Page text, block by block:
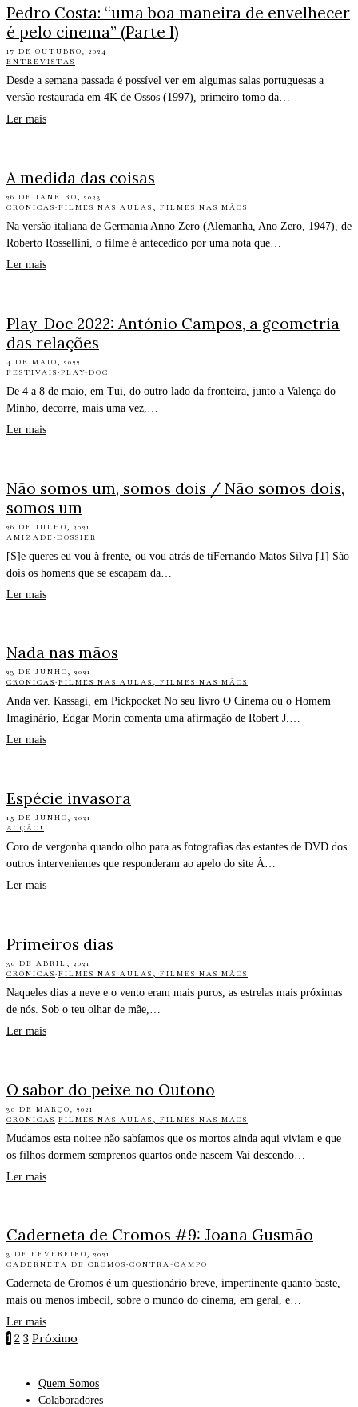
Pedro Costa: “uma boa maneira de envelhecer
é pelo cinema” (Parte I)
17 DE OUTUBRO, 2024
ENTREVISTAS
Desde a semana passada é possível ver em algumas salas portuguesas a
versão restaurada em 4K de Ossos (1997), primeiro tomo da…
Ler mais
A medida das coisas
26 DE JANEIRO, 2023
CRÓNICAS·FILMES NAS AULAS, FILMES NAS MÃOS
Na versão italiana de Germania Anno Zero (Alemanha, Ano Zero, 1947), de
Roberto Rossellini, o filme é antecedido por uma nota que…
Ler mais
Play-Doc 2022: António Campos, a geometria
das relações
4 DE MAIO, 2022
FESTIVAIS·PLAY-DOC
De 4 a 8 de maio, em Tui, do outro lado da fronteira, junto a Valença do
Minho, decorre, mais uma vez,…
Ler mais
Não somos um, somos dois / Não somos dois,
somos um
26 DE JULHO, 2021
AMIZADE·DOSSIER
[S]e queres eu vou à frente, ou vou atrás de tiFernando Matos Silva [1] São
dois os homens que se escapam da…
Ler mais
Nada nas mãos
23 DE JUNHO, 2021
CRÓNICAS·FILMES NAS AULAS, FILMES NAS MÃOS
Anda ver. Kassagi, em Pickpocket No seu livro O Cinema ou o Homem
Imaginário, Edgar Morin comenta uma afirmação de Robert J.…
Ler mais
Espécie invasora
15 DE JUNHO, 2021
ACÇÃO!
Coro de vergonha quando olho para as fotografias das estantes de DVD dos
outros intervenientes que responderam ao apelo do site À…
Ler mais
Primeiros dias
30 DE ABRIL, 2021
CRÓNICAS·FILMES NAS AULAS, FILMES NAS MÃOS
Naqueles dias a neve e o vento eram mais puros, as estrelas mais próximas
de nós. Sob o teu olhar de mãe,…
Ler mais
O sabor do peixe no Outono
30 DE MARÇO, 2021
CRÓNICAS·FILMES NAS AULAS, FILMES NAS MÃOS
Mudamos esta noitee não sabíamos que os mortos ainda aqui viviam e que
os filhos dormem semprenos quartos onde nascem Vai descendo…
Ler mais
Caderneta de Cromos #9: Joana Gusmão
3 DE FEVEREIRO, 2021
CADERNETA DE CROMOS·CONTRA-CAMPO
Caderneta de Cromos é um questionário breve, impertinente quanto baste,
mais ou menos imbecil, sobre o mundo do cinema, em geral, e…
Ler mais
1 2 3 Próximo
Quem Somos
Colaboradores